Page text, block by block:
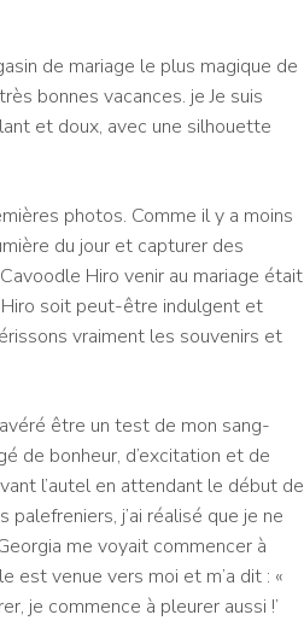
de mariage le plus magique de
bonnes vacances. jeJe suis
et doux, avec une silhouette
photos. Comme il y a moins
du jour et capturer des
Hiro venir au mariage était
Hiro soit peut-être indulgent et
vraiment les souvenirs et
être un test de mon sang-
de bonheur, d’excitation et de
l’autel en attendant le début de
j’ai réalisé que je ne
me voyait commencer à
est venue vers moi et m’a dit : «
je commence à pleurer aussi !’